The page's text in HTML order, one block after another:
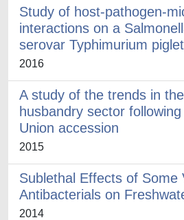
Study of host-pathogen-
interactions on a
serovar Typhimurium
2016
A study of the trends in
husbandry sector
Union accession
2015
Sublethal Effects of Some
Antibacterials on
2014